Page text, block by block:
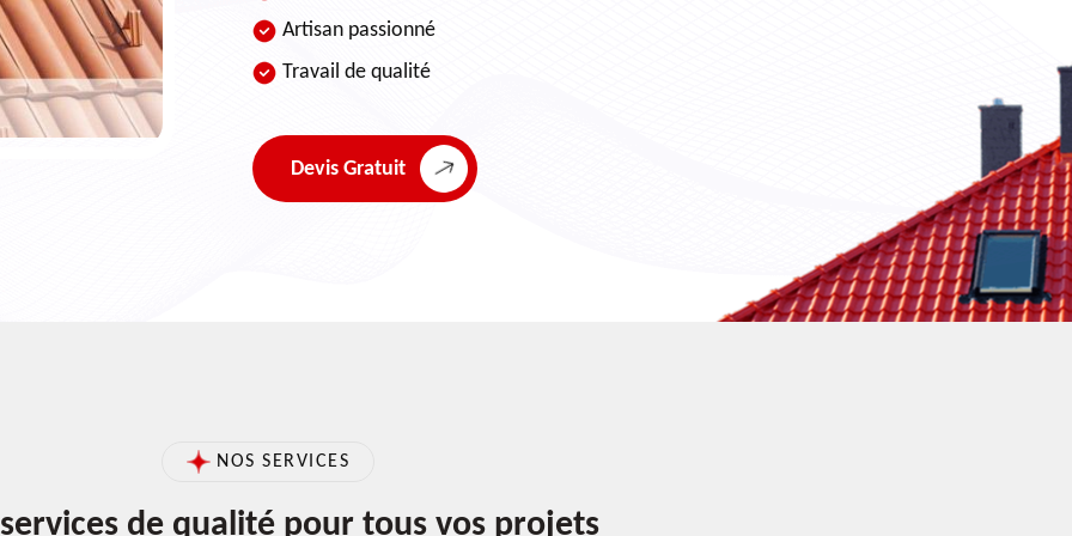
Artisan passionné
Travail de qualité
Devis Gratuit
NOS SERVICES
de qualité pour tous vos projets